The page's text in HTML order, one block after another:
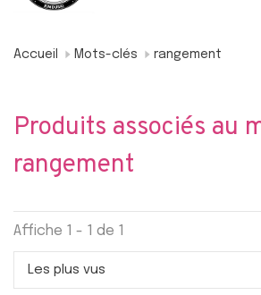
Accueil Mots-clés rangement
Produits associés au
rangement
Affiche 1 - 1 de 1
Les plus vus